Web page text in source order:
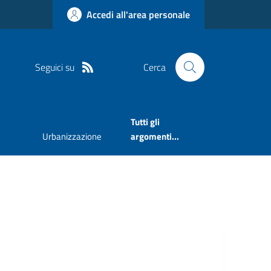
Accedi all'area personale
Seguici su Cerca
Urbanizzazione
Tutti gli
argomenti...